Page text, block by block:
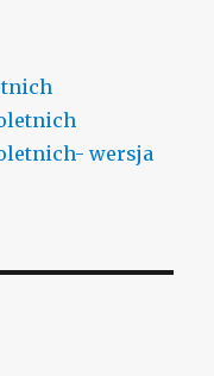
wersja